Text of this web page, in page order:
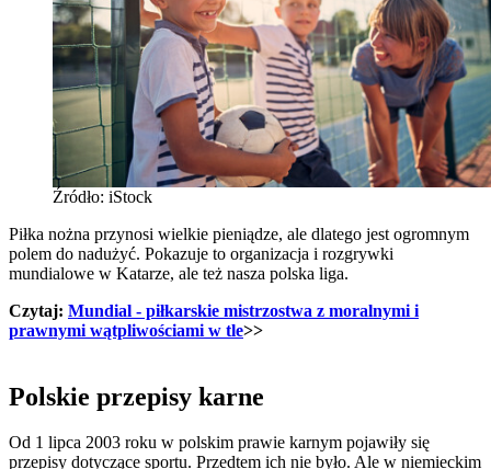
Źródło: iStock
Piłka nożna przynosi wielkie pieniądze, ale dlatego jest ogromnym
polem do nadużyć. Pokazuje to organizacja i rozgrywki
mundialowe w Katarze, ale też nasza polska liga.
Czytaj: Mundial - piłkarskie mistrzostwa z moralnymi i
prawnymi wątpliwościami w tle>>
Polskie przepisy karne
Od 1 lipca 2003 roku w polskim prawie karnym pojawiły się
przepisy dotyczące sportu. Przedtem ich nie było. Ale w niemieckim